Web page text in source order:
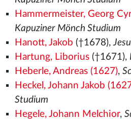
Hammermeister, Georg
Kapuziner Mönch Studium
Hanott, Jakob (†1678),
Hartung, Liborius(†1671),
Heberle, Andreas (1627),
Heckel, Johann Jakob
Studium
Hegele, Johann Melchior,